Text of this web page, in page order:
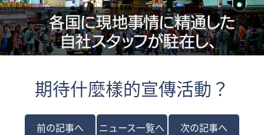
期待什麼樣的宣傳活動？
前の記事へ ニュース一覧へ 次の記事へ